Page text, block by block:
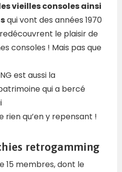
vieilles consoles ainsi
qui vont des années 1970
le plaisir de
consoles ! Mais pas que
est aussi la
qui a bercé
rien qu’en y repensant !​
retrogamming
15 membres, dont le